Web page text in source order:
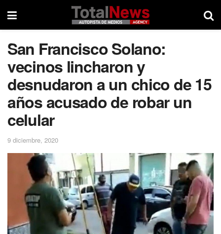
San Francisco Solano:
vecinos lincharon y
desnudaron a un chico de 15
años acusado de robar un
celular
9 diciembre, 2020